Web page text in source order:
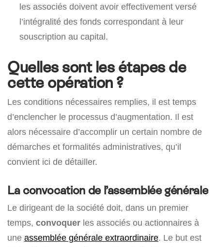
les associés doivent avoir effectivement versé
l’intégralité des fonds correspondant à leur
souscription au capital.
Quelles sont les étapes de
cette opération ?
Les conditions nécessaires remplies, il est temps
d’enclencher le processus d’augmentation. Il est
alors nécessaire d’accomplir un certain nombre de
démarches et formalités administratives, qu’il
convient ici de détailler.
La convocation de l’assemblée générale
Le dirigeant de la société doit, dans un premier
temps, convoquer les associés ou actionnaires à
une assemblée générale extraordinaire. Le but est